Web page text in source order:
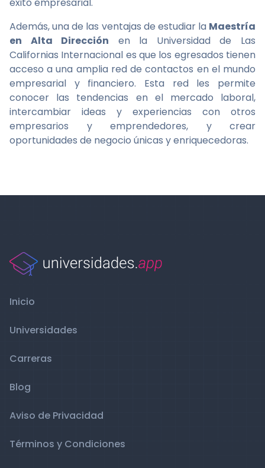
Además, una de las ventajas de estudiar la Maestría
en Alta Dirección en la Universidad de Las
Californias Internacional es que los egresados tienen
acceso a una amplia red de contactos en el mundo
empresarial y financiero. Esta red les permite
conocer las tendencias en el mercado laboral,
intercambiar ideas y experiencias con otros
empresarios y emprendedores, y crear
oportunidades de negocio únicas y enriquecedoras.
Inicio
Universidades
Carreras
Blog
Aviso de Privacidad
Términos y Condiciones